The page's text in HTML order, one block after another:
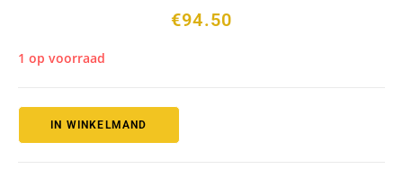
€94.50
1 op voorraad
IN WINKELMAND